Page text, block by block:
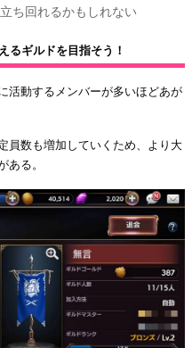
ち回れるかもしれない
るギルドを目指そう！
活動するメンバーが多いほどあが
員数も増加していくため、より大
ある。